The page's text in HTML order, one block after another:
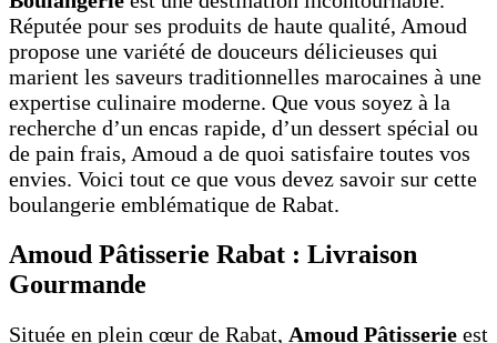
Réputée pour ses produits de haute qualité, Amoud
propose une variété de douceurs délicieuses qui
marient les saveurs traditionnelles marocaines à une
expertise culinaire moderne. Que vous soyez à la
recherche d’un encas rapide, d’un dessert spécial ou
de pain frais, Amoud a de quoi satisfaire toutes vos
envies. Voici tout ce que vous devez savoir sur cette
boulangerie emblématique de Rabat.
Amoud Pâtisserie Rabat : Livraison
Gourmande
Située en plein cœur de Rabat, Amoud Pâtisserie est